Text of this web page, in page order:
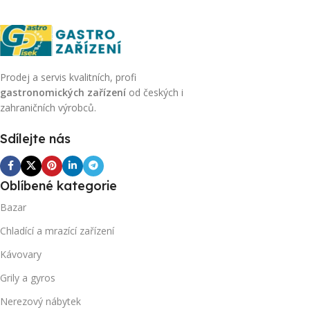
Prodej a servis kvalitních, profi
gastronomických zařízení od českých i
zahraničních výrobců.
Sdílejte nás
Oblíbené kategorie
Bazar
Chladící a mrazící zařízení
Kávovary
Grily a gyros
Nerezový nábytek